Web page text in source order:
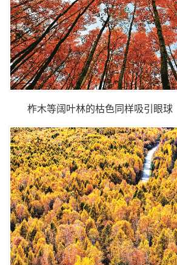
柞木等阔叶林的枯色同样吸引眼球